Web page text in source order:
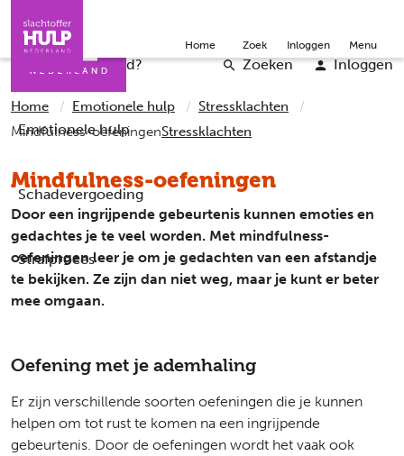
Iemand helpen Word vrijwilliger English
Wat is er gebeurd?
Emotionele hulp
Schadevergoeding
Strafproces
Zoeken Inloggen
Home Zoek Inloggen Menu
Home Emotionele hulp
Stressklachten
Mindfulness-oefeningenStressklachten
Mindfulness-oefeningen
Door een ingrijpende gebeurtenis kunnen emoties en
gedachtes je te veel worden. Met mindfulness-
oefeningen leer je om je gedachten van een afstandje
te bekijken. Ze zijn dan niet weg, maar je kunt er beter
mee omgaan.
Oefening met je ademhaling
Er zijn verschillende soorten oefeningen die je kunnen
helpen om tot rust te komen na een ingrijpende
gebeurtenis. Door de oefeningen wordt het vaak ook